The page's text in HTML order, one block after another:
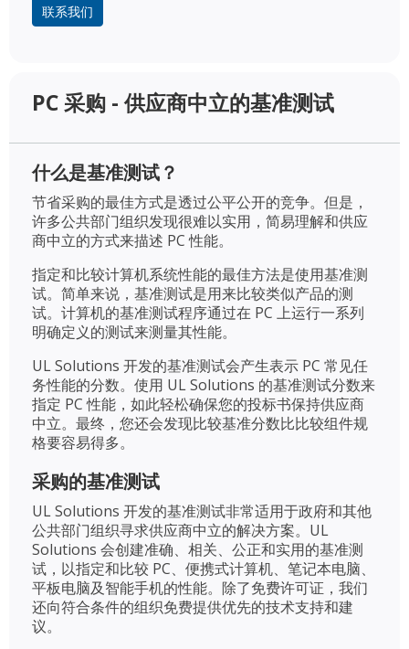
联系我们
PC 采购 - 供应商中立的基准测试
什么是基准测试？
节省采购的最佳方式是透过公平公开的竞争。但是，
许多公共部门组织发现很难以实用，简易理解和供应
商中立的方式来描述 PC 性能。
指定和比较计算机系统性能的最佳方法是使用基准测
试。简单来说，基准测试是用来比较类似产品的测
试。计算机的基准测试程序通过在 PC 上运行一系列
明确定义的测试来测量其性能。
UL Solutions 开发的基准测试会产生表示 PC 常见任
务性能的分数。使用 UL Solutions 的基准测试分数来
指定 PC 性能，如此轻松确保您的投标书保持供应商
中立。最终，您还会发现比较基准分数比比较组件规
格要容易得多。
采购的基准测试
UL Solutions 开发的基准测试非常适用于政府和其他
公共部门组织寻求供应商中立的解决方案。UL
Solutions 会创建准确、相关、公正和实用的基准测
试，以指定和比较 PC、便携式计算机、笔记本电脑、
平板电脑及智能手机的性能。除了免费许可证，我们
还向符合条件的组织免费提供优先的技术支持和建
议。